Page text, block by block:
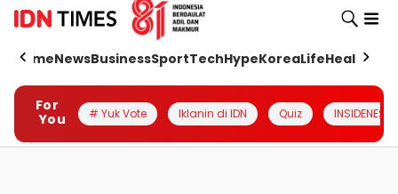
HomeNewsBusinessSportTechHypeKoreaLifeHealth
For
You
# Yuk Vote Iklanin di IDN Quiz INSIDENESIA